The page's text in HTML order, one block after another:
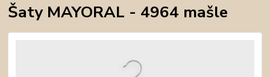
Šaty MAYORAL - 4964 mašle